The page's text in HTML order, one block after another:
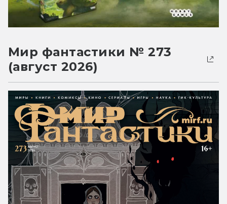
Мир фантастики № 273
(август 2026)